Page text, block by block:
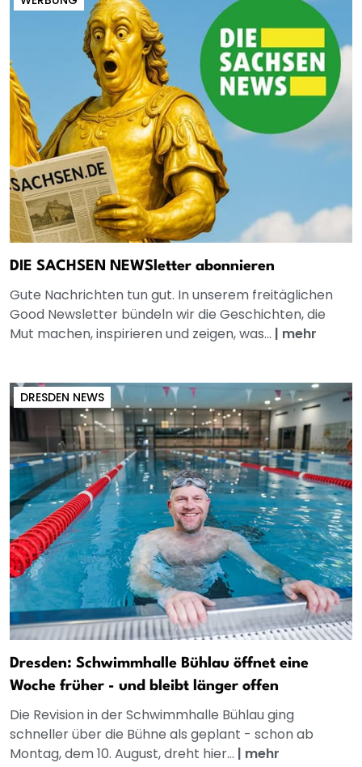
DIE SACHSEN NEWSletter abonnieren
Gute Nachrichten tun gut. In unserem freitäglichen
Good Newsletter bündeln wir die Geschichten, die
Mut machen, inspirieren und zeigen, was... | mehr
DRESDEN NEWS
Dresden: Schwimmhalle Bühlau öffnet eine
Woche früher - und bleibt länger offen
Die Revision in der Schwimmhalle Bühlau ging
schneller über die Bühne als geplant - schon ab
Montag, dem 10. August, dreht hier... | mehr